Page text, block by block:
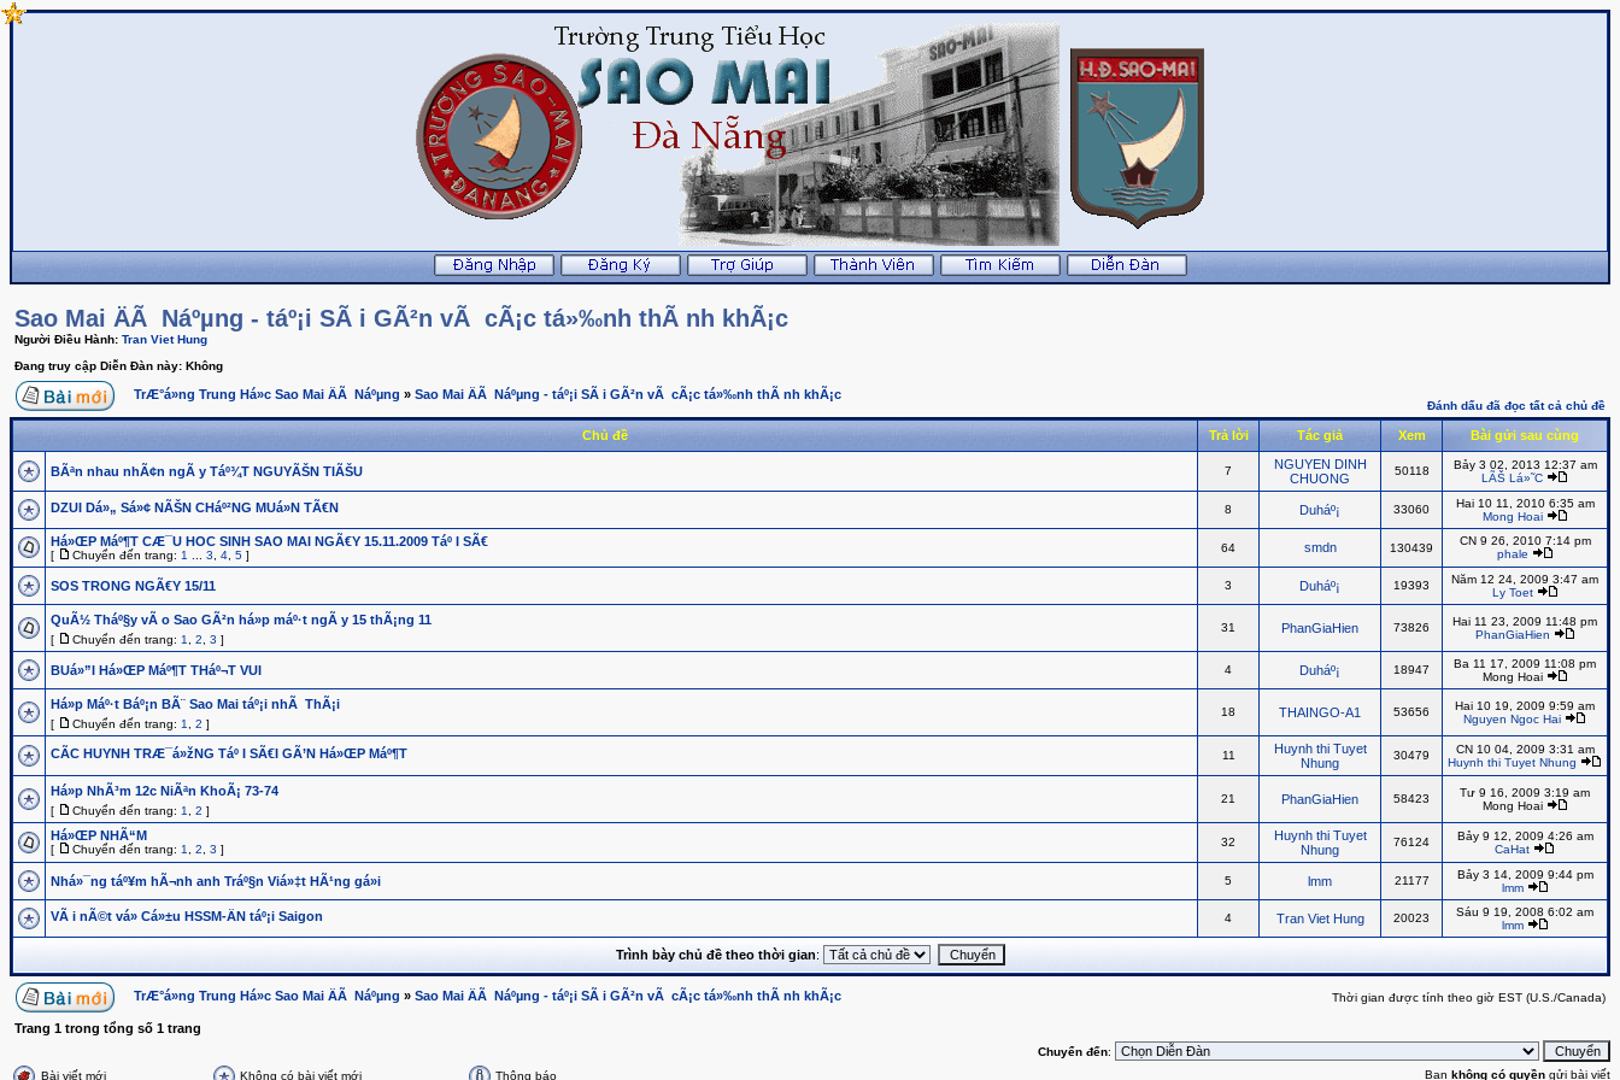
Sao Mai ÄÃ Náºµng - táº¡i SÃ i GÃ²n vÃ cÃ¡c tá»‰nh thÃ nh khÃ¡c
Người Điều Hành: Tran Viet Hung
Đang truy cập Diễn Đàn này: Không
TrÆ°á»ng Trung Há»c Sao Mai ÄÃ Náºµng » Sao Mai ÄÃ Náºµng - táº¡i SÃ i GÃ²n vÃ cÃ¡c tá»‰nh thÃ nh khÃ¡c
Đánh dấu đã đọc tất cả chủ đề
Chủ đề Trả lời Tác giả Xem Bài gửi sau cùng
BÃªn nhau nhÃ¢n ngÃ y Táº¾T NGUYÃŠN TIÃŠU 7
NGUYEN DINH
CHUONG
50118
Bảy 3 02, 2013 12:37 am
LÃŠ Lá»˜C
DZUI Dá»„ Sá»¢ NÃŠN CHáº²NG MUá»N TÃ€N 8 Duháº¡ 33060
Hai 10 11, 2010 6:35 am
Mong Hoai
Há»ŒP Máº¶T CÆ¯U HOC SINH SAO MAI NGÃ€Y 15.11.2009 Táº I SÃ€
[ Chuyển đến trang: 1 3 4 5 ]
64 smdn 130439
CN 9 26, 2010 7:14 pm
phale
SOS TRONG NGÃ€Y 15/11 3 Duháº¡ 19393
Năm 12 24, 2009 3:47 am
Ly Toet
QuÃ½ Tháº§y vÃ o Sao GÃ²n há»p máº·t ngÃ y 15 thÃ¡ng 11
[ Chuyển đến trang: 1 2 3 ]
31 PhanGiaHien 73826
Hai 11 23, 2009 11:48 pm
PhanGiaHien
BUá»”I Há»ŒP Máº¶T THáº¬T VUI 4 Duháº¡ 18947
Ba 11 17, 2009 11:08 pm
Mong Hoai
Há»p Máº·t Báº¡n BÃ¨ Sao Mai táº¡i nhÃ ThÃ¡i
[ Chuyển đến trang: 1 2 ]
18 THAINGO-A1 53656
Hai 10 19, 2009 9:59 am
Nguyen Ngoc Hai
CÃC HUYNH TRÆ¯á»žNG Táº I SÃ€I GÃ’N Há»ŒP Máº¶T 11
Huynh thi Tuyet
Nhung
30479
CN 10 04, 2009 3:31 am
Huynh thi Tuyet Nhung
Há»p NhÃ³m 12c NiÃªn KhoÃ¡ 73-74
[ Chuyển đến trang: 1 2 ]
21 PhanGiaHien 58423
Tư 9 16, 2009 3:19 am
Mong Hoai
Há»ŒP NHÃ“M
[ Chuyển đến trang: 1 2 3 ]
32
Huynh thi Tuyet
Nhung
76124
Bảy 9 12, 2009 4:26 am
CaHat
Nhá»¯ng táº¥m hÃ¬nh anh Tráº§n Viá»‡t HÃ¹ng gá»­i 5 lmm 21177
Bảy 3 14, 2009 9:44 pm
lmm
VÃ i nÃ©t vá» Cá»±u HSSM-ÄN táº¡i Saigon 4 Tran Viet Hung 20023
Sáu 9 19, 2008 6:02 am
lmm
Trình bày chủ đề theo thời gian:
TrÆ°á»ng Trung Há»c Sao Mai ÄÃ Náºµng » Sao Mai ÄÃ Náºµng - táº¡i SÃ i GÃ²n vÃ cÃ¡c tá»‰nh thÃ nh khÃ¡c Thời gian được tính theo giờ EST (U.S./Canada)
Trang 1 trong tổng số 1 trang
Chuyển đến:
Bài viết mới
Không có bài viết mới Thông báo Bạn không có quyền gửi bài viết